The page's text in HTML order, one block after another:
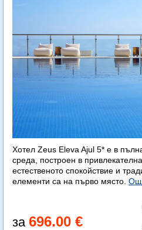
Хотел Zeus Eleva Ajul 5* е в
среда, построен в
естественото спокойствие и
елементи са на първо място.
696.00 €